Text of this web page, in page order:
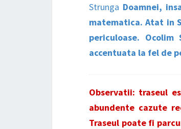
Strunga Doamnei,
matematica. Atat in
periculoase.
accentuata la fel de
Observatii: traseul
abundente cazute
Traseul poate fi